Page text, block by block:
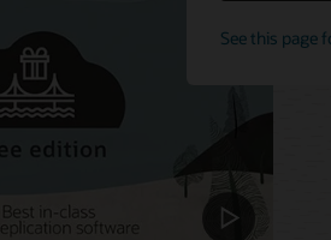
See this page